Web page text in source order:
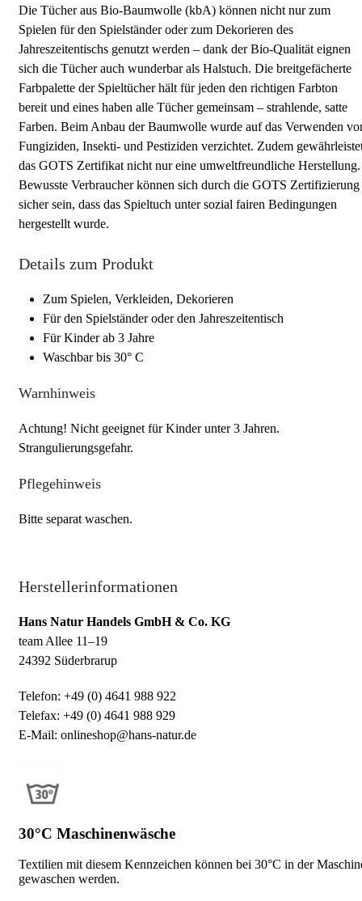
Die Tücher aus Bio-Baumwolle (kbA) können nicht nur zum
Spielen für den Spielständer oder zum Dekorieren des
Jahreszeitentischs genutzt werden – dank der Bio-Qualität eignen
sich die Tücher auch wunderbar als Halstuch. Die breitgefächerte
Farbpalette der Spieltücher hält für jeden den richtigen Farbton
bereit und eines haben alle Tücher gemeinsam – strahlende, satte
Farben. Beim Anbau der Baumwolle wurde auf das Verwenden
Fungiziden, Insekti- und Pestiziden verzichtet. Zudem
das GOTS Zertifikat nicht nur eine umweltfreundliche Herstellung.
Bewusste Verbraucher können sich durch die GOTS Zertifizierung
sicher sein, dass das Spieltuch unter sozial fairen Bedingungen
hergestellt wurde.
Details zum Produkt
Zum Spielen, Verkleiden, Dekorieren
Für den Spielständer oder den Jahreszeitentisch
Für Kinder ab 3 Jahre
Waschbar bis 30° C
Warnhinweis
Achtung! Nicht geeignet für Kinder unter 3 Jahren.
Strangulierungsgefahr.
Pflegehinweis
Bitte separat waschen.
Herstellerinformationen
Hans Natur Handels GmbH & Co. KG
team Allee 11–19
24392 Süderbrarup
Telefon: +49 (0) 4641 988 922
Telefax: +49 (0) 4641 988 929
E-Mail: onlineshop@hans-natur.de
30°C Maschinenwäsche
Textilien mit diesem Kennzeichen können bei 30°C in der
gewaschen werden.